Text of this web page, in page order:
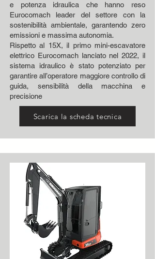
e potenza idraulica che hanno reso
Eurocomach leader del settore con la
sostenibilità ambientale, garantendo zero
emissioni e massima autonomia.
Rispetto al 15X, il primo mini-escavatore
elettrico Eurocomach lanciato nel 2022, il
sistema idraulico è stato potenziato per
garantire all’operatore maggiore controllo di
guida, sensibilità della macchina e
precisione
Scarica la scheda tecnica